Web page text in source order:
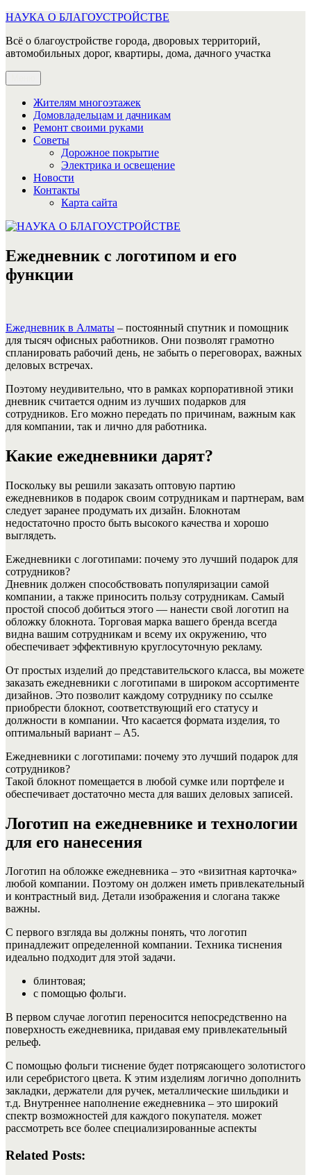
Перейти
содержимому
НАУКА О БЛАГОУСТРОЙСТВЕ
Всё о благоустройстве города, дворовых территорий,
автомобильных дорог, квартиры, дома, дачного участка
Жителям многоэтажек
Домовладельцам и дачникам
Ремонт своими руками
Советы
Дорожное покрытие
Электрика и освещение
Новости
Контакты
Карта сайта
Ежедневник с логотипом и его
функции
Ежедневник в Алматы – постоянный спутник и помощник
для тысяч офисных работников. Они позволят грамотно
спланировать рабочий день, не забыть о переговорах, важных
деловых встречах.
Поэтому неудивительно, что в рамках корпоративной этики
дневник считается одним из лучших подарков для
сотрудников. Его можно передать по причинам, важным как
для компании, так и лично для работника.
Какие ежедневники дарят?
Поскольку вы решили заказать оптовую партию
ежедневников в подарок своим сотрудникам и партнерам, вам
следует заранее продумать их дизайн. Блокнотам
недостаточно просто быть высокого качества и хорошо
выглядеть.
Ежедневники с логотипами: почему это лучший подарок для
сотрудников?
Дневник должен способствовать популяризации самой
компании, а также приносить пользу сотрудникам. Самый
простой способ добиться этого — нанести свой логотип на
обложку блокнота. Торговая марка вашего бренда всегда
видна вашим сотрудникам и всему их окружению, что
обеспечивает эффективную круглосуточную рекламу.
От простых изделий до представительского класса, вы можете
заказать ежедневники с логотипами в широком ассортименте
дизайнов. Это позволит каждому сотруднику по ссылке
приобрести блокнот, соответствующий его статусу и
должности в компании. Что касается формата изделия, то
оптимальный вариант – А5.
Ежедневники с логотипами: почему это лучший подарок для
сотрудников?
Такой блокнот помещается в любой сумке или портфеле и
обеспечивает достаточно места для ваших деловых записей.
Логотип на ежедневнике и технологии
для его нанесения
Логотип на обложке ежедневника – это «визитная карточка»
любой компании. Поэтому он должен иметь привлекательный
и контрастный вид. Детали изображения и слогана также
важны.
С первого взгляда вы должны понять, что логотип
принадлежит определенной компании. Техника тиснения
идеально подходит для этой задачи.
блинтовая;
с помощью фольги.
В первом случае логотип переносится непосредственно на
поверхность ежедневника, придавая ему привлекательный
рельеф.
С помощью фольги тиснение будет потрясающего золотистого
или серебристого цвета. К этим изделиям логично дополнить
закладки, держатели для ручек, металлические шильдики и
т.д. Внутреннее наполнение ежедневника – это широкий
спектр возможностей для каждого покупателя. может
рассмотреть все более специализированные аспекты
Related Posts: